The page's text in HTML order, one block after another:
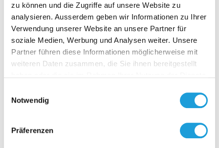
zu können und die Zugriffe auf unsere Website zu
analysieren. Ausserdem geben wir Informationen zu Ihrer
Verwendung unserer Website an unsere Partner für
soziale Medien, Werbung und Analysen weiter. Unsere
Partner führen diese Informationen möglicherweise mit
weiteren Daten zusammen, die Sie ihnen bereitgestellt
Notwendig
Präferenzen
Einblicke zu 40 Jahren
Oppermann